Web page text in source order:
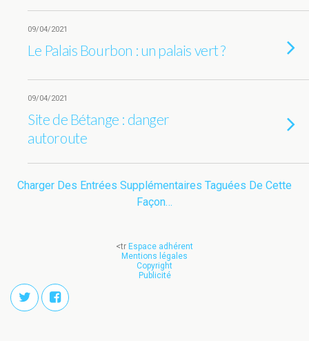
09/04/2021
Le Palais Bourbon : un palais vert ?
09/04/2021
Site de Bétange : danger
autoroute
Charger Des Entrées Supplémentaires Taguées De Cette
Façon…
<tr Espace adhérent
Mentions légales
Copyright
Publicité